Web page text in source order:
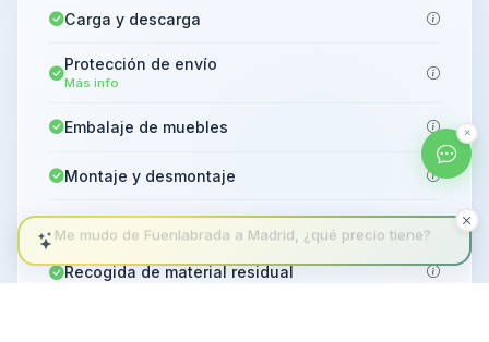
Carga y descarga
Protección de envío
Más info
Embalaje de muebles
Montaje y desmontaje
Embalaje de objetos y cajas
Recogida de material residual
¿Qué plan me conviene para mudarme en Fuenlabrada?